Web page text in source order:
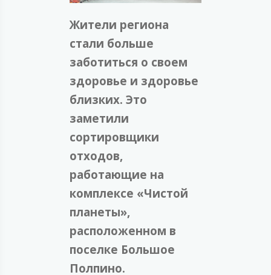
Жители региона
стали больше
заботиться о своем
здоровье и здоровье
близких. Это
заметили
сортировщики
отходов,
работающие на
комплексе «Чистой
планеты»,
расположенном в
поселке Большое
Полпино.